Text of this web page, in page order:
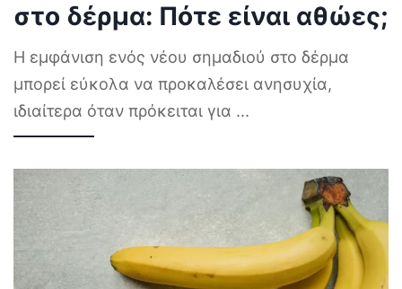
στο δέρμα: Πότε είναι αθώες;
Η εμφάνιση ενός νέου σημαδιού στο δέρμα
μπορεί εύκολα να προκαλέσει ανησυχία,
ιδιαίτερα όταν πρόκειται για ...